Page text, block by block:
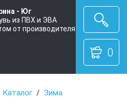
- Юг
из ПВХ и ЭВА
от производителя
0
Каталог
Зима